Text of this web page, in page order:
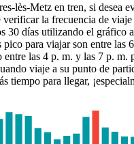
lès-Metz en tren, si desea
verificar la frecuencia de viaje
30 días utilizando el gráfico
para viajar son entre las
entre las 4 p. m. y las 7 p. m.
viaje a su punto de
tiempo para llegar,